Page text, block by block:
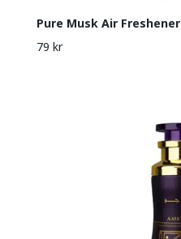
Pure Musk Air Freshener
79 kr